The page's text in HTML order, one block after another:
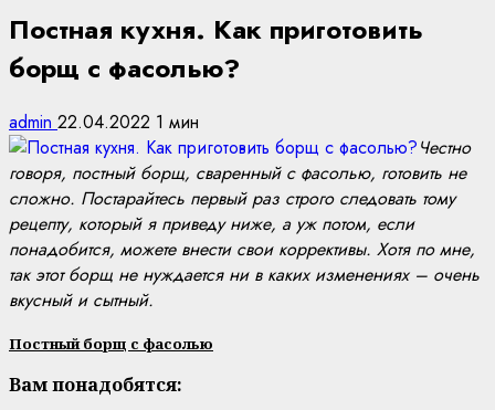
Постная кухня. Как приготовить
борщ с фасолью?
admin 22.04.2022 1 мин
Честно
говоря, постный борщ, сваренный с фасолью, готовить не
сложно. Постарайтесь первый раз строго следовать тому
рецепту, который я приведу ниже, а уж потом, если
понадобится, можете внести свои коррективы. Хотя по мне,
так этот борщ не нуждается ни в каких изменениях – очень
вкусный и сытный.
Постный борщ с фасолью
Вам понадобятся: